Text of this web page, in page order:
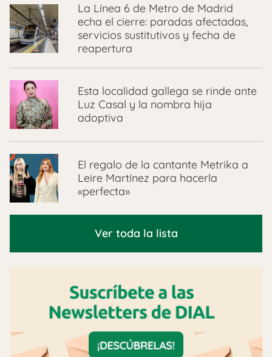
La Línea 6 de Metro de Madrid
echa el cierre: paradas afectadas,
servicios sustitutivos y fecha de
reapertura
Esta localidad gallega se rinde ante
Luz Casal y la nombra hija
adoptiva
El regalo de la cantante Metrika a
Leire Martínez para hacerla
«perfecta»
Ver toda la lista